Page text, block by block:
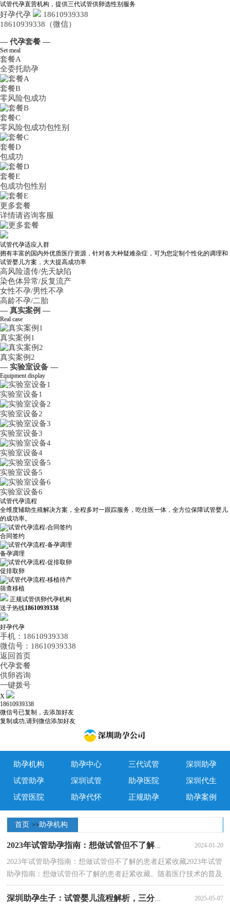
试管代孕直营机构，提供三代试管供卵选性别服务
好孕代孕
18610939338
18610939338（微信）
— 代孕套餐 —
Set meal
套餐A
全委托助孕
套餐B
零风险包成功
套餐C
零风险包成功包性别
套餐D
包成功
套餐E
包成功包性别
更多套餐
详情请咨询客服
试管代孕适应人群
拥有丰富的国内外优质医疗资源，针对各大种疑难杂症，可为您定制个性化的调理和
试管婴儿方案，大大提高成功率
高风险遗传/先天缺陷
染色体异常/反复流产
女性不孕/男性不孕
高龄不孕/二胎
— 真实案例 —
Real case
真实案例1
真实案例2
— 实验室设备 —
Equipment display
实验室设备1
实验室设备2
实验室设备3
实验室设备4
实验室设备5
实验室设备6
试管代孕流程
全维度辅助生殖解决方案，全程多对一跟踪服务，吃住医一体，全方位保障试管婴儿
的成功率。
合同签约
备孕调理
促排取卵
筛查移植
正规试管供卵代孕机构
送子热线18610939338
好孕代孕
手机：18610939338
微信号：18610939338
返回首页
代孕套餐
供卵咨询
一键拨号
X
18610939338
微信号已复制，去添加好友
复制成功,请到微信添加好友
助孕机构 助孕中心 三代试管
深圳助孕
试管助孕
深圳试管 助孕医院
深圳代生
试管医院
助孕代怀 正规助孕 助孕案例
首页 >>助孕机构
2024-01-20
2023年试管助孕指南：想做试管但不了解的患者赶紧收藏
2023年试管助孕指南：想做试管但不了解的患者赶紧收藏2023年试管
助孕指南：想做试管但不了解的患者赶紧收藏。随着医疗技术的普及
试管婴儿越来越被大家接受，但是由于传播的···
2025-05-07
深圳助孕生子：试管婴儿流程解析，三分钟告诉你和人工授精的区别